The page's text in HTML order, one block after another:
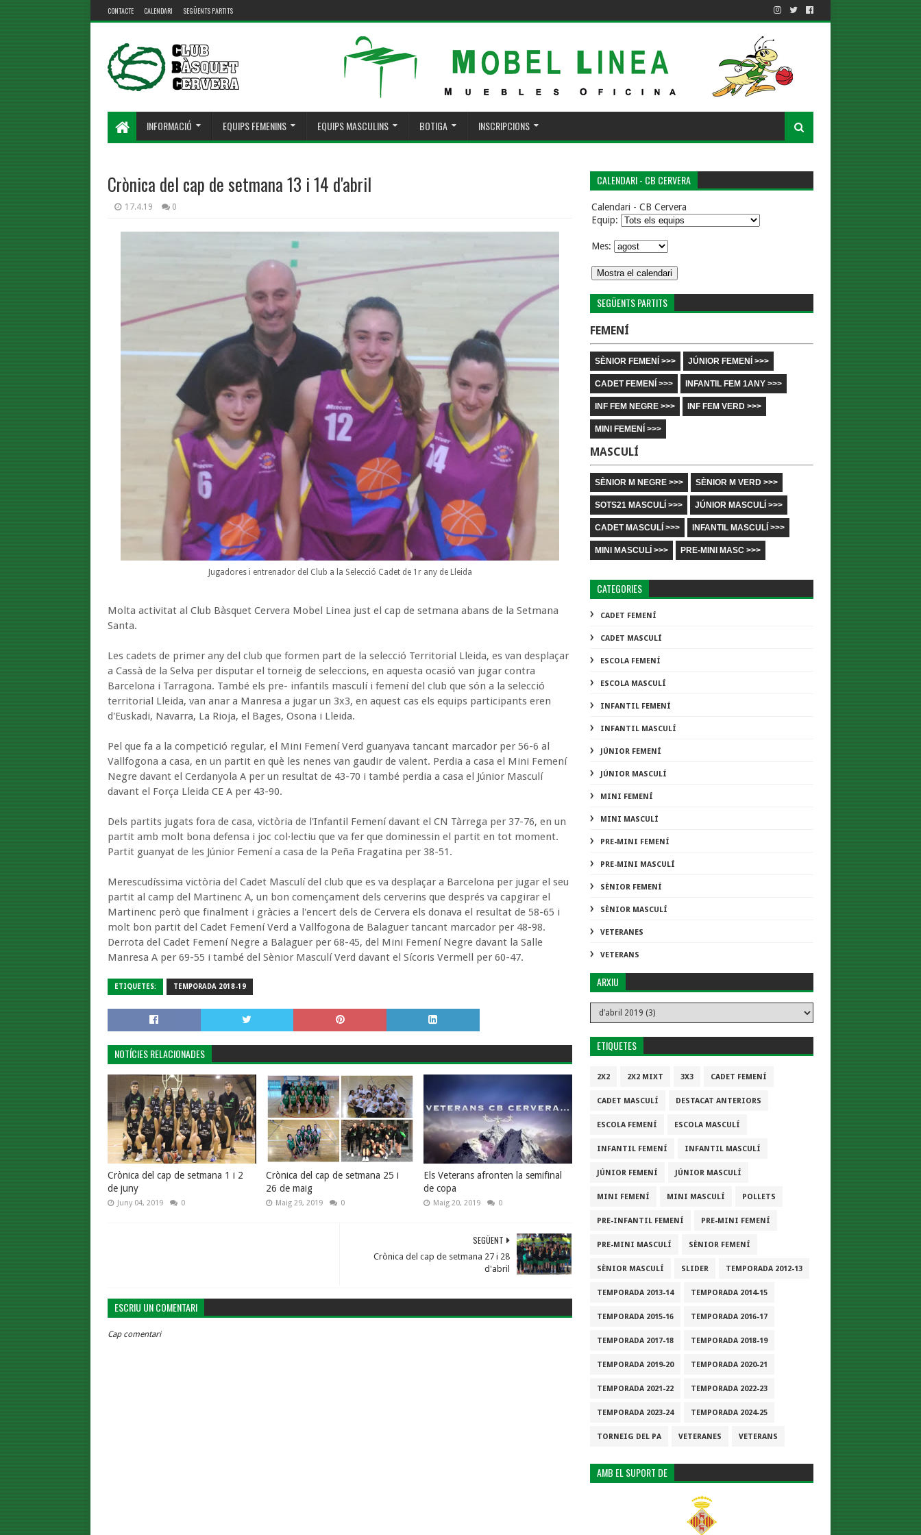
CONTACTE CALENDARI SEGÜENTS PARTITS
INFORMACIÓ EQUIPS FEMENINS EQUIPS MASCULINS BOTIGA INSCRIPCIONS
Crònica del cap de setmana 13 i 14 d'abril
17.4.19 0
Jugadores i entrenador del Club a la Selecció Cadet de 1r any de Lleida
Molta activitat al Club Bàsquet Cervera Mobel Linea just el cap de setmana abans de la Setmana
Santa.
Les cadets de primer any del club que formen part de la selecció Territorial Lleida, es van desplaçar
a Cassà de la Selva per disputar el torneig de seleccions, en aquesta ocasió van jugar contra
Barcelona i Tarragona. També els pre- infantils masculí i femení del club que són a la selecció
territorial Lleida, van anar a Manresa a jugar un 3x3, en aquest cas els equips participants eren
d'Euskadi, Navarra, La Rioja, el Bages, Osona i Lleida.
Pel que fa a la competició regular, el Mini Femení Verd guanyava tancant marcador per 56-6 al
Vallfogona a casa, en un partit en què les nenes van gaudir de valent. Perdia a casa el Mini Femení
Negre davant el Cerdanyola A per un resultat de 43-70 i també perdia a casa el Júnior Masculí
davant el Força Lleida CE A per 43-90.
Dels partits jugats fora de casa, victòria de l'Infantil Femení davant el CN Tàrrega per 37-76, en un
partit amb molt bona defensa i joc col·lectiu que va fer que dominessin el partit en tot moment.
Partit guanyat de les Júnior Femení a casa de la Peña Fragatina per 38-51.
Merescudíssima victòria del Cadet Masculí del club que es va desplaçar a Barcelona per jugar el seu
partit al camp del Martinenc A, un bon començament dels cerverins que després va capgirar el
Martinenc però que finalment i gràcies a l'encert dels de Cervera els donava el resultat de 58-65 i
molt bon partit del Cadet Femení Verd a Vallfogona de Balaguer tancant marcador per 48-98.
Derrota del Cadet Femení Negre a Balaguer per 68-45, del Mini Femení Negre davant la Salle
Manresa A per 69-55 i també del Sènior Masculí Verd davant el Sícoris Vermell per 60-47.
ETIQUETES: TEMPORADA 2018-19
NOTÍCIES RELACIONADES
Crònica del cap de setmana 1 i 2
de juny
Juny 04, 2019 0
Crònica del cap de setmana 25 i
26 de maig
Maig 29, 2019 0
Els Veterans afronten la semifinal
de copa
Maig 20, 2019 0
SEGÜENT
Crònica del cap de setmana 27 i 28
d'abril
ESCRIU UN COMENTARI
Cap comentari
CALENDARI - CB CERVERA
Calendari - CB Cervera
Equip:
Mes:
SEGÜENTS PARTITS
FEMENÍ
SÈNIOR FEMENÍ >>> JÚNIOR FEMENÍ >>>
CADET FEMENÍ >>> INFANTIL FEM 1ANY >>>
INF FEM NEGRE >>> INF FEM VERD >>>
MINI FEMENÍ >>>
MASCULÍ
SÈNIOR M NEGRE >>> SÈNIOR M VERD >>>
SOTS21 MASCULÍ >>> JÚNIOR MASCULÍ >>>
CADET MASCULÍ >>> INFANTIL MASCULÍ >>>
MINI MASCULÍ >>> PRE-MINI MASC >>>
CATEGORIES
CADET FEMENÍ
CADET MASCULÍ
ESCOLA FEMENÍ
ESCOLA MASCULÍ
INFANTIL FEMENÍ
INFANTIL MASCULÍ
JÚNIOR FEMENÍ
JÚNIOR MASCULÍ
MINI FEMENÍ
MINI MASCULÍ
PRE-MINI FEMENÍ
PRE-MINI MASCULÍ
SÈNIOR FEMENÍ
SÈNIOR MASCULÍ
VETERANES
VETERANS
ARXIU
ETIQUETES
2X2 2X2 MIXT 3X3 CADET FEMENÍ
CADET MASCULÍ DESTACAT ANTERIORS
ESCOLA FEMENÍ ESCOLA MASCULÍ
INFANTIL FEMENÍ INFANTIL MASCULÍ
JÚNIOR FEMENÍ JÚNIOR MASCULÍ
MINI FEMENÍ MINI MASCULÍ POLLETS
PRE-INFANTIL FEMENÍ PRE-MINI FEMENÍ
PRE-MINI MASCULÍ SÈNIOR FEMENÍ
SÈNIOR MASCULÍ SLIDER TEMPORADA 2012-13
TEMPORADA 2013-14 TEMPORADA 2014-15
TEMPORADA 2015-16 TEMPORADA 2016-17
TEMPORADA 2017-18 TEMPORADA 2018-19
TEMPORADA 2019-20 TEMPORADA 2020-21
TEMPORADA 2021-22 TEMPORADA 2022-23
TEMPORADA 2023-24 TEMPORADA 2024-25
TORNEIG DEL PA VETERANES VETERANS
AMB EL SUPORT DE